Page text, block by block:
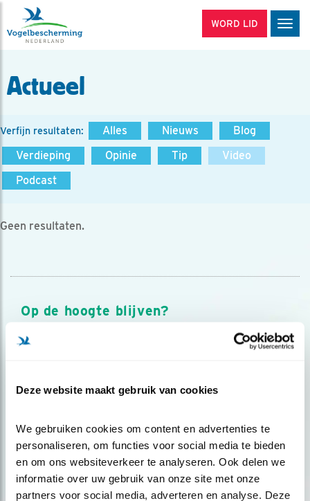
Deze website maakt gebruik van cookies
We gebruiken cookies om content en advertenties te
personaliseren, om functies voor social media te bieden
en om ons websiteverkeer te analyseren. Ook delen we
informatie over uw gebruik van onze site met onze
partners voor social media, adverteren en analyse. Deze
WORD LID
Actueel
Verfijn resultaten: Alles Nieuws
Blog
Verdieping
Opinie Tip
Video
Podcast
Geen resultaten.
Op de hoogte blijven?
Meld je aan en ontvang nieuws, inspiratie, acties en tips
over vogels en activiteiten van Vogelbescherming.